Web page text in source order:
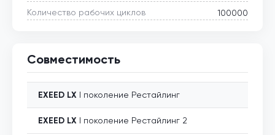
Количество рабочих циклов
100000
Совместимость
EXEED LX I поколение Рестайлинг
EXEED LX I поколение Рестайлинг 2